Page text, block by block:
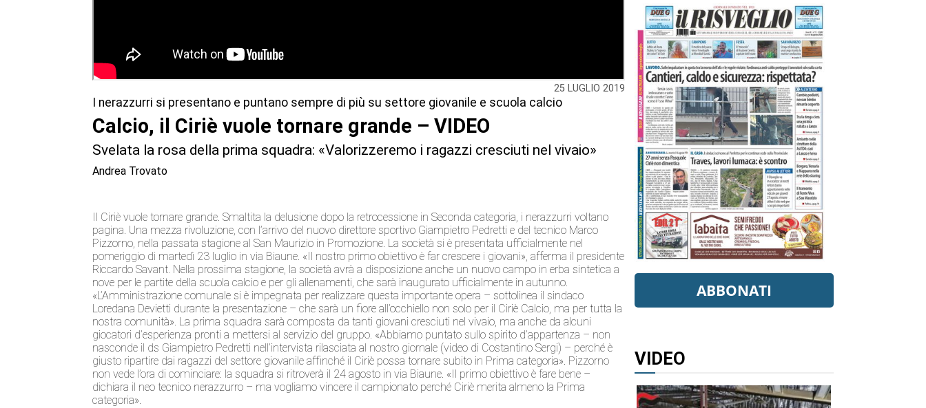
25 LUGLIO 2019
I nerazzurri si presentano e puntano sempre di più su settore giovanile e scuola calcio
Calcio, il Ciriè vuole tornare grande – VIDEO
Svelata la rosa della prima squadra: «Valorizzeremo i ragazzi cresciuti nel vivaio»
Andrea Trovato
Il Ciriè vuole tornare grande. Smaltita la delusione dopo la retrocessione in Seconda categoria, i nerazzurri voltano
pagina. Una mezza rivoluzione, con l’arrivo del nuovo direttore sportivo Giampietro Pedretti e del tecnico Marco
Pizzorno, nella passata stagione al San Maurizio in Promozione. La società si è presentata ufficialmente nel
pomeriggio di martedì 23 luglio in via Biaune. «Il nostro primo obiettivo è far crescere i giovani», afferma il presidente
Riccardo Savant. Nella prossima stagione, la società avrà a disposizione anche un nuovo campo in erba sintetica a
nove per le partite della scuola calcio e per gli allenamenti, che sarà inaugurato ufficialmente in autunno.
«L’Amministrazione comunale si è impegnata per realizzare questa importante opera – sottolinea il sindaco
Loredana Devietti durante la presentazione – che sarà un fiore all’occhiello non solo per il Ciriè Calcio, ma per tutta la
nostra comunità». La prima squadra sarà composta da tanti giovani cresciuti nel vivaio, ma anche da alcuni
giocatori d’esperienza pronti a mettersi al servizio del gruppo. «Abbiamo puntato sullo spirito d’appartenza – non
nasconde il ds Giampietro Pedretti nell’intervista rilasciata al nostro giornale (video di Costantino Sergi) – perché è
giusto ripartire dai ragazzi del settore giovanile affinché il Ciriè possa tornare subito in Prima categoria». Pizzorno
non vede l’ora di cominciare: la squadra si ritroverà il 24 agosto in via Biaune. «Il primo obiettivo è fare bene –
dichiara il neo tecnico nerazzurro – ma vogliamo vincere il campionato perché Ciriè merita almeno la Prima
categoria».
ABBONATI
VIDEO